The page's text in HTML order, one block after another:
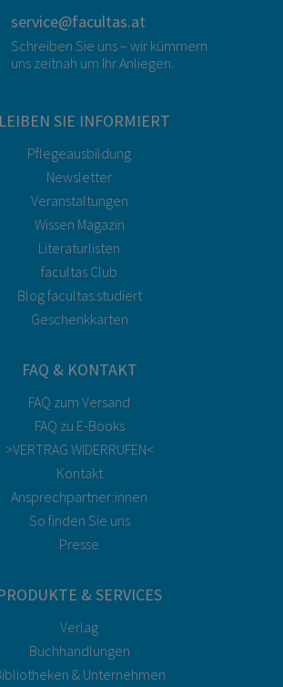
service@facultas.at
Schreiben Sie uns – wir kümmern
uns zeitnah um Ihr Anliegen.
SIE INFORMIERT
Pflegeausbildung
Newsletter
Veranstaltungen
Wissen Magazin
Literaturlisten
facultas Club
Blog facultas.studiert
Geschenkkarten
FAQ & KONTAKT
FAQ zum Versand
FAQ zu E-Books
>VERTRAG WIDERRUFEN<
Kontakt
Ansprechpartner:innen
So finden Sie uns
Presse
& SERVICES
Verlag
Buchhandlungen
& Unternehmen